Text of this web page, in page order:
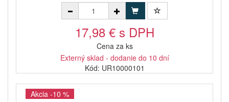
17,98 € s DPH
Cena za ks
Externý sklad - dodanie do 10 dní
Kód: UR10000101
Akcia -10 %